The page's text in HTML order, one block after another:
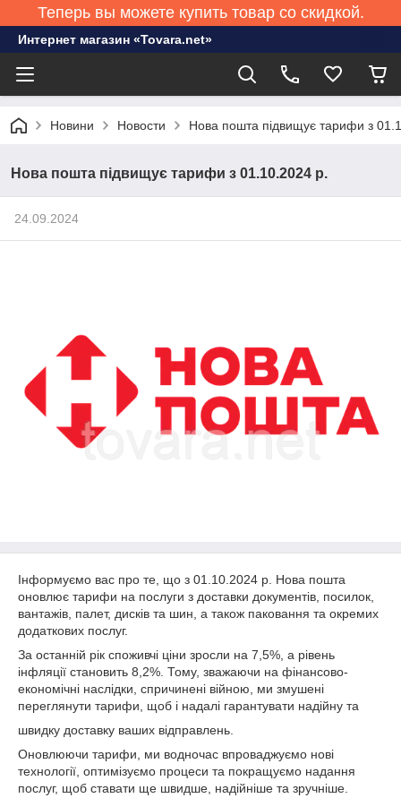
Теперь вы можете купить товар со скидкой.
Интернет магазин «Tovara.net»
Новини Новости Нова пошта підвищує тарифи з
Нова пошта підвищує тарифи з 01.10.2024 р.
24.09.2024
Інформуємо вас про те, що з 01.10.2024 р. Нова пошта
оновлює тарифи на послуги з доставки документів, посилок,
вантажів, палет, дисків та шин, а також паковання та окремих
додаткових послуг.
За останній рік споживчі ціни зросли на 7,5%, а рівень
інфляції становить 8,2%. Тому, зважаючи на фінансово-
економічні наслідки, спричинені війною, ми змушені
переглянути тарифи, щоб і надалі гарантувати надійну та
швидку доставку ваших відправлень.
Оновлюючи тарифи, ми водночас впроваджуємо нові
технології, оптимізуємо процеси та покращуємо надання
послуг, щоб ставати ще швидше, надійніше та зручніше.